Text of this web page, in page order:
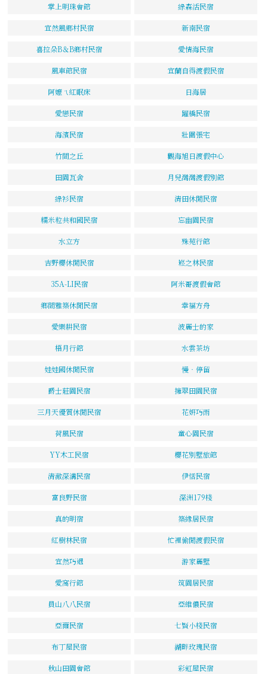
掌上明珠會館 綠森活民宿
宜然風鄉村民宿 新南民宿
喜拉朵B＆B鄉村民宿 愛情海民宿
風車館民宿 宜蘭自得渡假民宿
阿嬤ㄟ紅眠床 日海居
愛戀民宿 躍橋民宿
海濱民宿 壯圍張宅
竹間之丘 觀海旭日渡假中心
田園瓦舍 月兒灣灣渡假別館
綠衫民宿 清田休閒民宿
糯米粒共和國民宿 忘幽園民宿
水立方 殊苑行館
吉野櫻休閒民宿 崧之林民宿
35A-LI民宿 阿米哥渡假會館
鄉間雅築休閒民宿 幸福方舟
愛樂耕民宿 波麗士的家
梧月行館 水雲茶坊
娃娃國休閒民宿 慢‧停留
爵士莊園民宿 擁翠田園民宿
三月天優質休閒民宿 花姸巧雨
荷風民宿 童心園民宿
YY木工民宿 櫻花別墅旅館
清澈深溝民宿 伊恬民宿
富良野民宿 深洲179棧
真的明宿 築緣居民宿
紅樹林民宿 忙裡偷閒渡假民宿
宜然巧遇 游家麗墅
愛窩行館 筑園居民宿
員山八八民宿 亞維儂民宿
亞爾民宿 七賢小棧民宿
布丁屋民宿 湖畔玫瑰民宿
秋山田園會館 彩虹屋民宿